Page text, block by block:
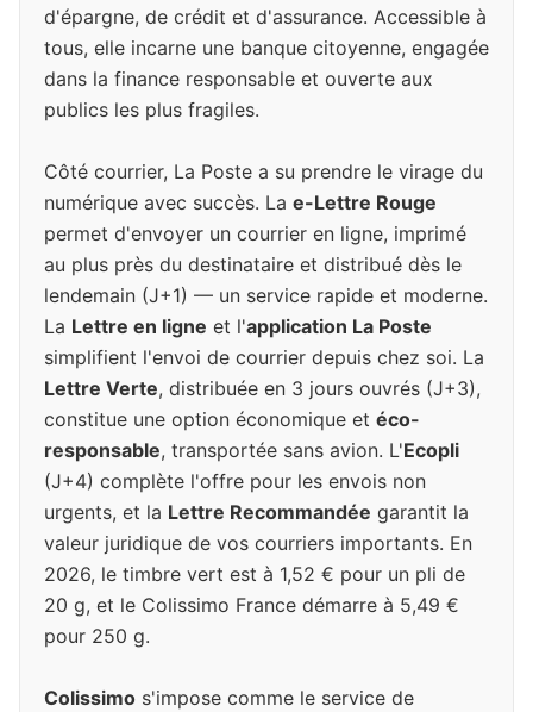
d'épargne, de crédit et d'assurance. Accessible à
tous, elle incarne une banque citoyenne, engagée
dans la finance responsable et ouverte aux
publics les plus fragiles.
Côté courrier, La Poste a su prendre le virage du
numérique avec succès. La e-Lettre Rouge
permet d'envoyer un courrier en ligne, imprimé
au plus près du destinataire et distribué dès le
lendemain (J+1) — un service rapide et moderne.
La Lettre en ligne et l'application La Poste
simplifient l'envoi de courrier depuis chez soi. La
Lettre Verte, distribuée en 3 jours ouvrés (J+3),
constitue une option économique et éco-
responsable, transportée sans avion. L'Ecopli
(J+4) complète l'offre pour les envois non
urgents, et la Lettre Recommandée garantit la
valeur juridique de vos courriers importants. En
2026, le timbre vert est à 1,52 € pour un pli de
20 g, et le Colissimo France démarre à 5,49 €
pour 250 g.
Colissimo s'impose comme le service de